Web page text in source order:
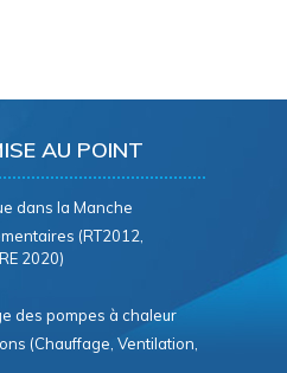
AU POINT
dans la Manche
(RT2012,
2020)
des pompes à chaleur
(Chauffage, Ventilation,